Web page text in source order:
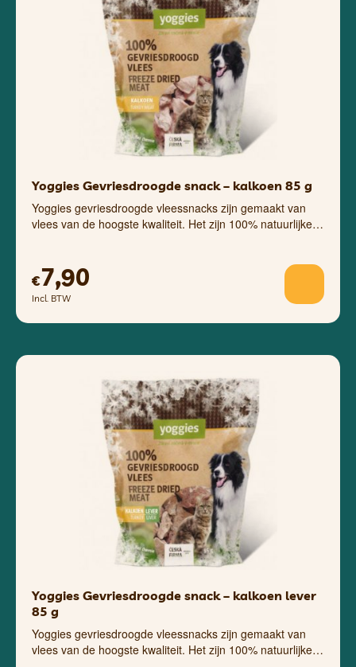
Yoggies Gevriesdroogde snack – kalkoen 85 g
Yoggies gevriesdroogde vleessnacks zijn gemaakt van
vlees van de hoogste kwaliteit. Het zijn 100% natuurlijke…
€7,90
Incl. BTW
Yoggies Gevriesdroogde snack – kalkoen lever
85 g
Yoggies gevriesdroogde vleessnacks zijn gemaakt van
vlees van de hoogste kwaliteit. Het zijn 100% natuurlijke…